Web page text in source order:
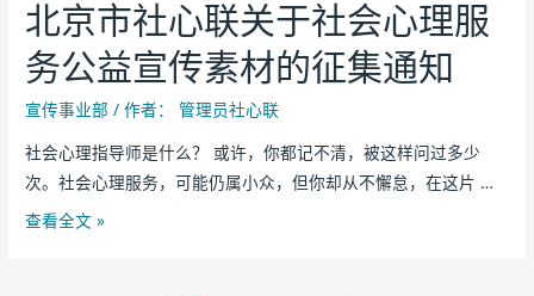
北京市社心联关于社会心理服
务公益宣传素材的征集通知
宣传事业部 / 作者：
管理员社心联
社会心理指导师是什么？ 或许，你都记不清，被这样问过多少
次。社会心理服务，可能仍属小众，但你却从不懈怠，在这片 …
查看全文 »